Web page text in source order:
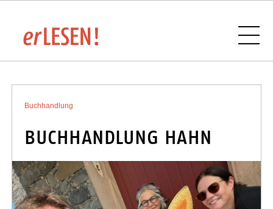
BUCHHANDLUNGEN UND VERLAGE IM
SAARLAND
Buchhandlung
BUCHHANDLUNG HAHN